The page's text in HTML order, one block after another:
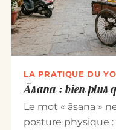
LA PRATIQUE DU
Āsana : bien plus
Le mot « āsana »
posture physique